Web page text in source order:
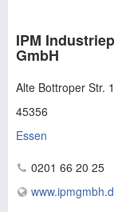
IPM
GmbH
Alte Bottroper Str.
45356
Essen
0201 66 20 25